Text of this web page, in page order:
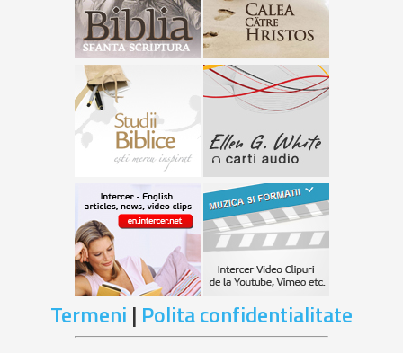
Termeni | Polita confidentialitate